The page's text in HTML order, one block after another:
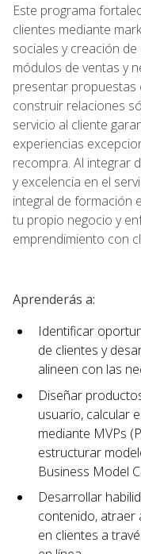
Este programa
clientes mediante
sociales y creación
módulos de ventas y
presentar propuestas
construir relaciones
servicio al cliente
experiencias
recompra. Al integrar
y excelencia en el
integral de formación
tu propio negocio y
emprendimiento con
Aprenderás a:
Identificar
de clientes y
alineen con las
Diseñar
usuario, calcular
mediante MVPs
estructurar
Business Model
Desarrollar
contenido, atraer
en clientes a